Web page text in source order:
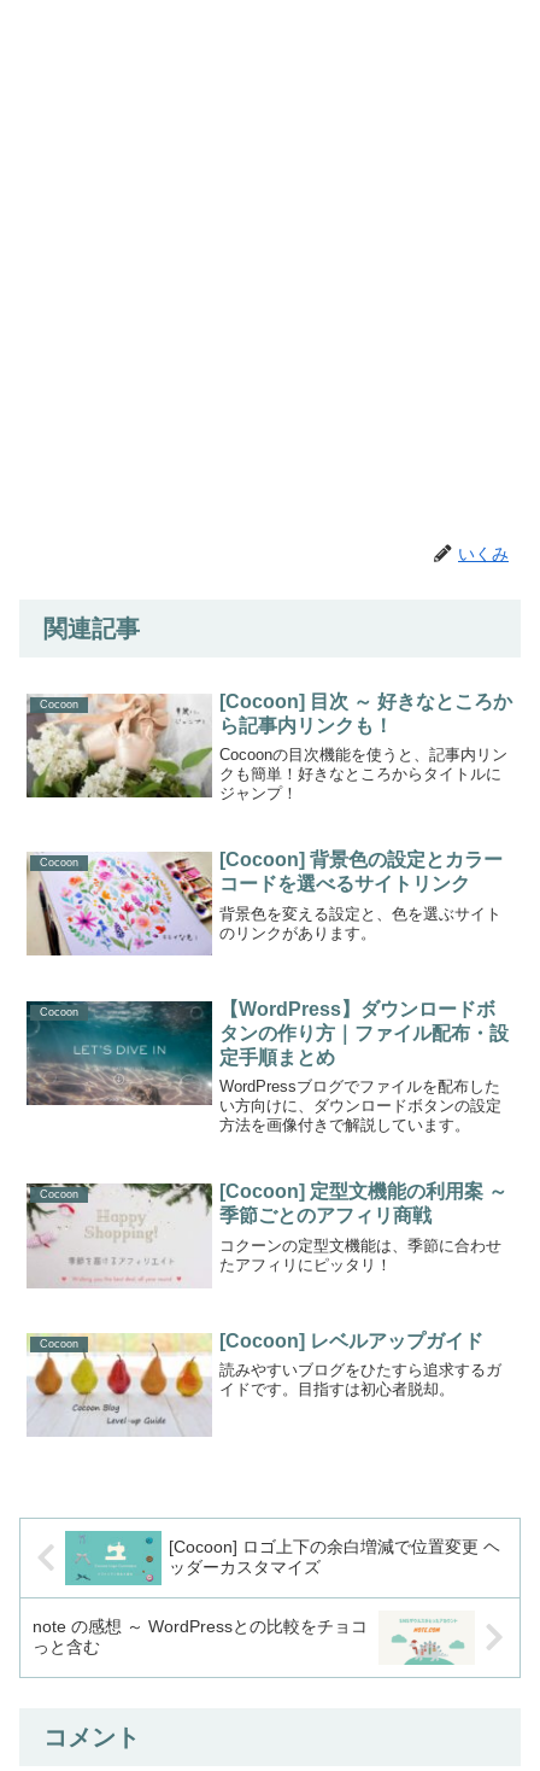
いくみ
関連記事
Cocoon
[Cocoon] 目次 ～ 好きなところか
ら記事内リンクも！
Cocoonの目次機能を使うと、記事内リン
クも簡単！好きなところからタイトルに
ジャンプ！
Cocoon
[Cocoon] 背景色の設定とカラー
コードを選べるサイトリンク
背景色を変える設定と、色を選ぶサイト
のリンクがあります。
Cocoon
【WordPress】ダウンロードボ
タンの作り方｜ファイル配布・設
定手順まとめ
WordPressブログでファイルを配布した
い方向けに、ダウンロードボタンの設定
方法を画像付きで解説しています。
Cocoon
[Cocoon] 定型文機能の利用案 ～
季節ごとのアフィリ商戦
コクーンの定型文機能は、季節に合わせ
たアフィリにピッタリ！
Cocoon [Cocoon] レベルアップガイド
読みやすいブログをひたすら追求するガ
イドです。目指すは初心者脱却。
[Cocoon] ロゴ上下の余白増減で位置変更 ヘ
ッダーカスタマイズ
note の感想 ～ WordPressとの比較をチョコ
っと含む
コメント